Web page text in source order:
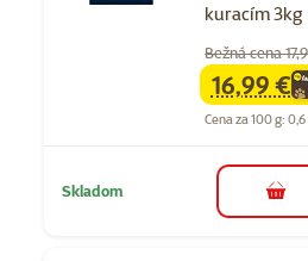
kuracím 3kg
Bežná cena
family
16,99 €
Cena za 100 g:
Skladom do